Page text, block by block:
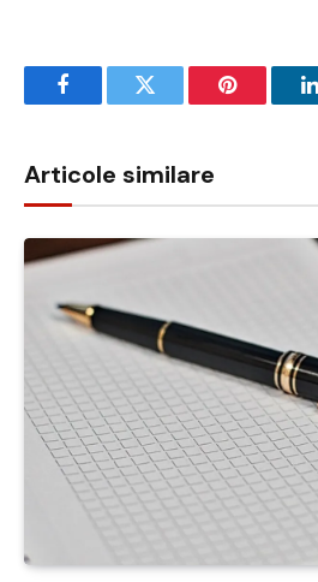
FacebookTwitter Pinterest
Articole similare